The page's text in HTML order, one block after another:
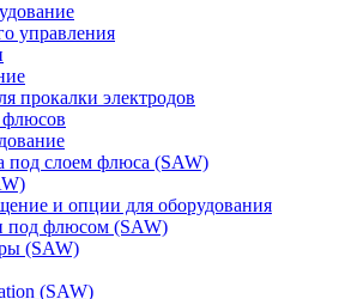
управления
прокалки электродов
флюсов
под слоем флюса (SAW)
и опции для оборудования
под флюсом (SAW)
(SAW)
(SAW)